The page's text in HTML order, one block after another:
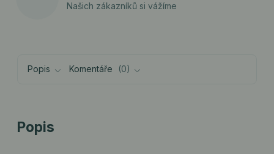
Našich zákazníků si vážíme
Popis Komentáře 0
Popis